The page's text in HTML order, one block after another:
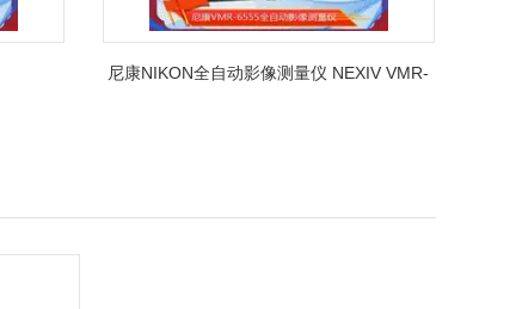
尼康NIKON全自动影像测量仪 NEXIV VMR-